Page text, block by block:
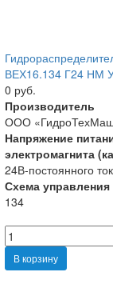
ВЕХ16.134 Г24 НМ
0 руб.
Производитель
ООО
Напряжение
электромагнита
24В-постоянного
Схема управления
134
В корзину